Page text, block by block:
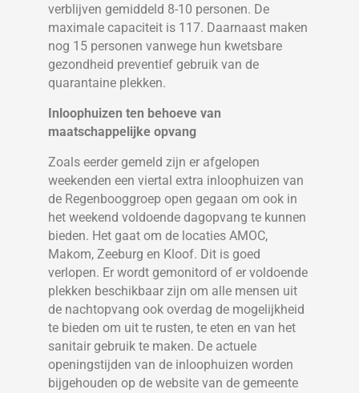
verblijven gemiddeld 8-10 personen. De
maximale capaciteit is 117. Daarnaast maken
nog 15 personen vanwege hun kwetsbare
gezondheid preventief gebruik van de
quarantaine plekken.
Inloophuizen ten behoeve van
maatschappelijke opvang
Zoals eerder gemeld zijn er afgelopen
weekenden een viertal extra inloophuizen van
de Regenbooggroep open gegaan om ook in
het weekend voldoende dagopvang te kunnen
bieden. Het gaat om de locaties AMOC,
Makom, Zeeburg en Kloof. Dit is goed
verlopen. Er wordt gemonitord of er voldoende
plekken beschikbaar zijn om alle mensen uit
de nachtopvang ook overdag de mogelijkheid
te bieden om uit te rusten, te eten en van het
sanitair gebruik te maken. De actuele
openingstijden van de inloophuizen worden
bijgehouden op de website van de gemeente